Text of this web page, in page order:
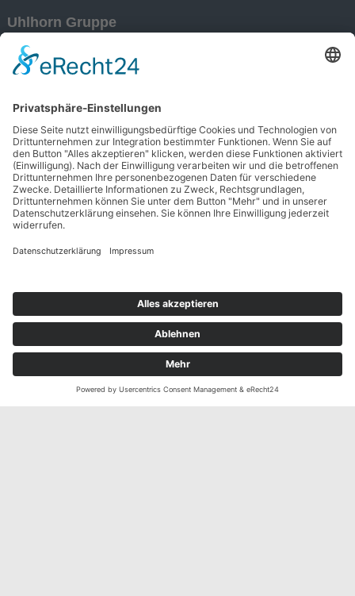
Uhlhorn Gruppe
Transportlogistik
Lagerlogistik
Kontraktlogistik
Impressum
Datenschutz
AGB
Social Media